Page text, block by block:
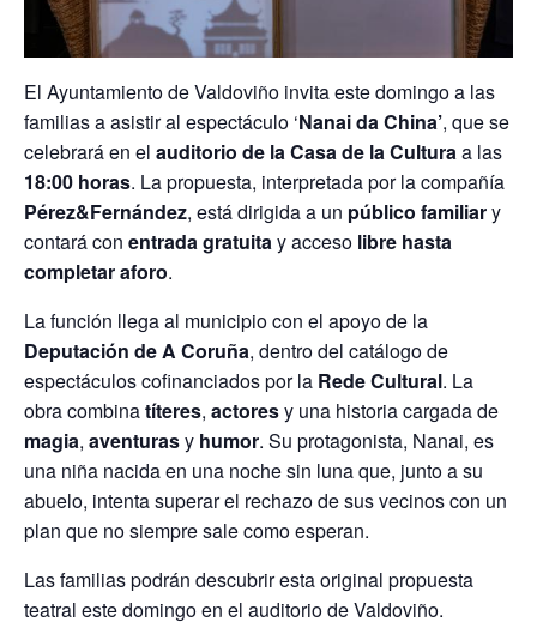
El Ayuntamiento de Valdoviño invita este domingo a las
familias a asistir al espectáculo ‘Nanai da China’, que se
celebrará en el auditorio de la Casa de la Culturaa las
18:00 horas. La propuesta, interpretada por la compañía
Pérez&Fernández, está dirigida a un público familiary
contará con entrada gratuitay acceso libre hasta
completar aforo.
La función llega al municipio con el apoyo de la
Deputación de A Coruña, dentro del catálogo de
espectáculos cofinanciados por la Rede Cultural. La
obra combinatíteres, actoresy una historia cargada de
magia, aventurasy humor. Su protagonista, Nanai, es
una niña nacida en una noche sin luna que, junto a su
abuelo, intenta superar el rechazo de sus vecinos con un
plan que no siempre sale como esperan.
Las familias podrán descubrir esta original propuesta
teatral este domingo en el auditorio de Valdoviño.